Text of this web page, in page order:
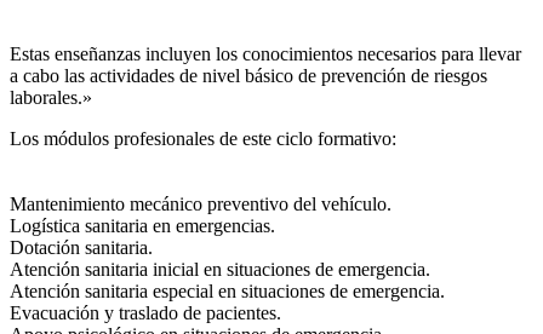
Estas enseñanzas incluyen los conocimientos necesarios para llevar
a cabo las actividades de nivel básico de prevención de riesgos
laborales.»
Los módulos profesionales de este ciclo formativo:
Mantenimiento mecánico preventivo del vehículo.
Logística sanitaria en emergencias.
Dotación sanitaria.
Atención sanitaria inicial en situaciones de emergencia.
Atención sanitaria especial en situaciones de emergencia.
Evacuación y traslado de pacientes.